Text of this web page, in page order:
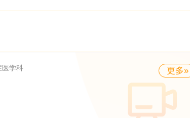
医学科 更多»